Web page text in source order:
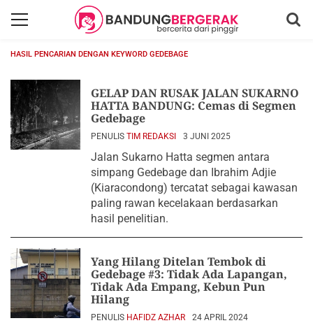
HASIL PENCARIAN DENGAN KEYWORD GEDEBAGE
GELAP DAN RUSAK JALAN SUKARNO
HATTA BANDUNG: Cemas di Segmen
Gedebage
PENULIS TIM REDAKSI 3 JUNI 2025
Jalan Sukarno Hatta segmen antara
simpang Gedebage dan Ibrahim Adjie
(Kiaracondong) tercatat sebagai kawasan
paling rawan kecelakaan berdasarkan
hasil penelitian.
Yang Hilang Ditelan Tembok di
Gedebage #3: Tidak Ada Lapangan,
Tidak Ada Empang, Kebun Pun
Hilang
PENULIS HAFIDZ AZHAR 24 APRIL 2024